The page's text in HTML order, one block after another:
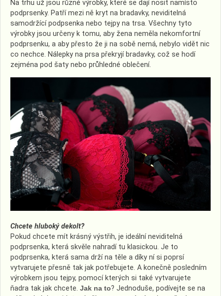
Na trhu už jsou různé výrobky, které se dají nosit namísto
podprsenky. Patří mezi ně kryt na bradavky, neviditelná
samodržící podpsenka nebo tejpy na trsa. Všechny tyto
výrobky jsou určeny k tomu, aby žena neměla nekomfortní
podprsenku, a aby přesto že ji na sobě nemá, nebylo vidět nic
co nechce. Nálepky na prsa překryjí bradavky, což se hodí
zejména pod šaty nebo průhledné oblečení.
Chcete hluboký dekolt?
Pokud chcete mít krásný výstřih, je ideální neviditelná
podprsenka, která skvěle nahradí tu klasickou. Je to
podprsenka, která sama drží na těle a díky ní si poprsí
vytvarujete přesně tak jak potřebujete. A konečně posledním
výrobkem jsou tejpy, pomocí kterých si také vytvarujete
ňadra tak jak chcete. Jak na to? Jednoduše, podívejte se na